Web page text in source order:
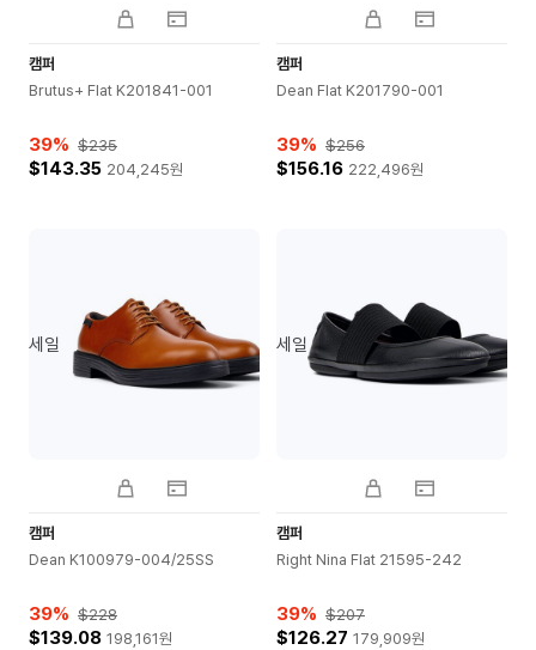
캠퍼
Brutus+ Flat K201841-001
39% $235
$143.35 204,245원
캠퍼
Dean Flat K201790-001
39% $256
$156.16 222,496원
세일
캠퍼
Dean K100979-004/25SS
39% $228
$139.08 198,161원
세일
캠퍼
Right Nina Flat 21595-242
39% $207
$126.27 179,909원